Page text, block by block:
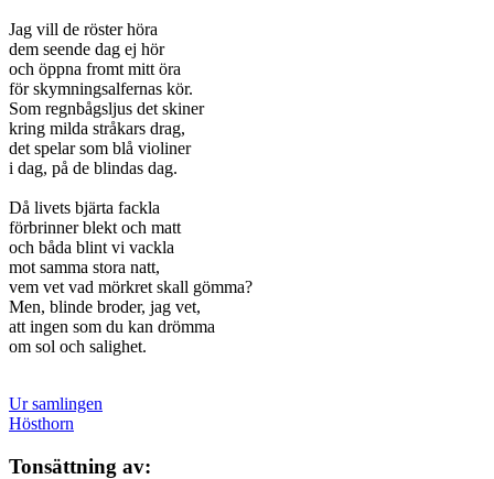
Jag vill de röster höra
dem seende dag ej hör
och öppna fromt mitt öra
för skymningsalfernas kör.
Som regnbågsljus det skiner
kring milda stråkars drag,
det spelar som blå violiner
i dag, på de blindas dag.
Då livets bjärta fackla
förbrinner blekt och matt
och båda blint vi vackla
mot samma stora natt,
vem vet vad mörkret skall gömma?
Men, blinde broder, jag vet,
att ingen som du kan drömma
om sol och salighet.
Ur samlingen
Hösthorn
Tonsättning av: